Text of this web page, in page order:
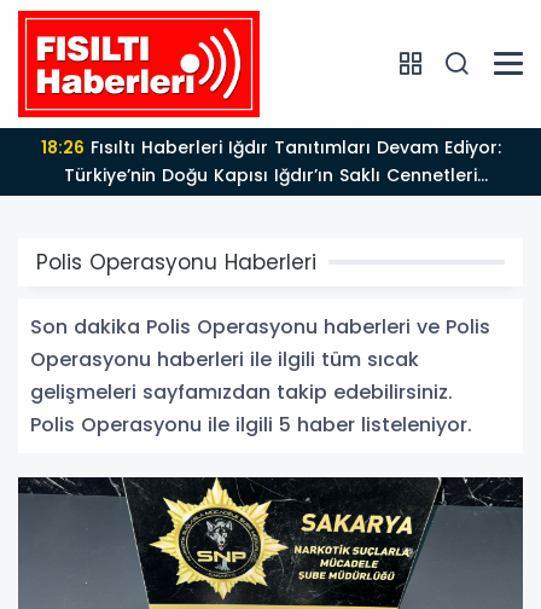
18:26
Türkiye’nin Doğu Kapısı Iğdır’ın Saklı Cennetleri
Keşfedilmeyi Bekliyor
Polis Operasyonu Haberleri
Son dakika Polis Operasyonu haberleri ve Polis
Operasyonu haberleri ile ilgili tüm sıcak
gelişmeleri sayfamızdan takip edebilirsiniz.
Polis Operasyonu ile ilgili 5 haber listeleniyor.